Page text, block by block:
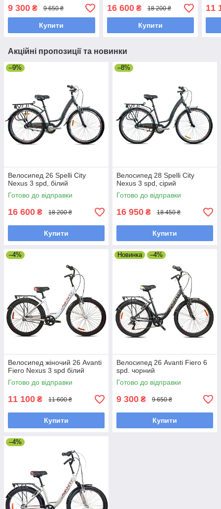
9 300 ₴ 9 650 ₴
Купити
16 600₴ 18 200 ₴
Купити
11
Акційні пропозиції та новинки
–9%
Велосипед 26 Spelli City
Nexus 3 spd, білий
Готово до відправки
16 600 ₴ 18 200 ₴
Купити
–8%
Велосипед 28 Spelli City
Nexus 3 spd, сірий
Готово до відправки
16 950 ₴ 18 450 ₴
Купити
–4%
Велосипед жіночий 26 Avanti
Fiero Nexus 3 spd білий
Готово до відправки
11 100 ₴ 11 600 ₴
Купити
Новинка –4%
Велосипед 26 Avanti Fiero 6
spd. чорний
Готово до відправки
9 300 ₴ 9 650 ₴
Купити
–4%